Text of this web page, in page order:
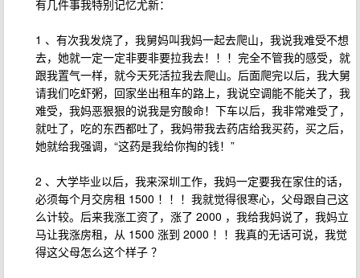
有几件事我特别记忆尤新：
1 、有次我发烧了，我舅妈叫我妈一起去爬山，我说我难受不想
去，她就一定一定非要非要拉我去！！！完全不管我的感受，就
跟我置气一样，就今天死活拉我去爬山。后面爬完以后，我大舅
请我们吃虾粥，回家坐出租车的路上，我说空调能不能关了，我
难受，我妈恶狠狠的说我是穷酸命！下车以后，我非常难受了，
就吐了，吃的东西都吐了，我妈带我去药店给我买药，买之后，
她就给我强调，“这药是我给你掏的钱！”
2 、大学毕业以后，我来深圳工作，我妈一定要我在家住的话，
必须每个月交房租 1500 ！！！我就觉得很寒心，父母跟自己这
么计较。后来我涨工资了，涨了 2000 ，我给我妈说了，我妈立
马让我涨房租，从 1500 涨到 2000 ！！我真的无话可说，我觉
得这父母怎么这个样子 ？